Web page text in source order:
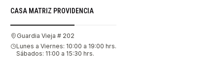
CASA MATRIZ PROVIDENCIA
Guardia Vieja # 202
Lunes a Viernes: 10:00 a 19:00 hrs.
Sábados: 11:00 a 15:30 hrs.